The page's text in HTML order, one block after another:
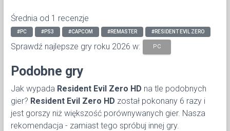
Średnia od 1 recenzje
#PC #PS3 #CAPCOM #REMASTER #RESIDENT EVIL ZERO
Sprawdź najlepsze gry roku 2026 w: PC
Podobne gry
Jak wypada Resident Evil Zero HD na tle podobnych
gier? Resident Evil Zero HD został pokonany 6 razy i
jest gorszy niż większość porównywanych gier. Nasza
rekomendacja - zamiast tego spróbuj innej gry.